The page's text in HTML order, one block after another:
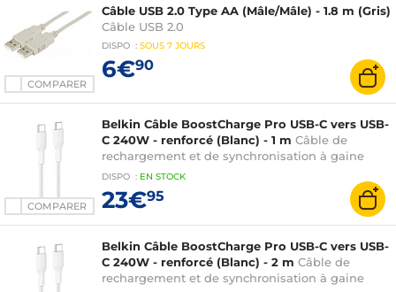
COMPARER
Câble USB 2.0 Type AA (Mâle/Mâle) - 1.8 m (Gris)
Câble USB 2.0
DISPO : SOUS 7 JOURS
6€90
COMPARER
Belkin Câble BoostCharge Pro USB-C vers USB-
C 240W - renforcé (Blanc) - 1 m Câble de
rechargement et de synchronisation à gaine
tressée 1 m USB-C vers USB-C 240W - Blanc
DISPO : EN STOCK
23€95
Belkin Câble BoostCharge Pro USB-C vers USB-
C 240W - renforcé (Blanc) - 2 m Câble de
rechargement et de synchronisation à gaine